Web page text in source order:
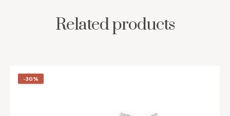
Related products
-30%